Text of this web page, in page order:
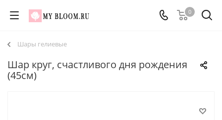
0
Шары гелиевые
Шар круг, счастливого дня рождения
(45см)